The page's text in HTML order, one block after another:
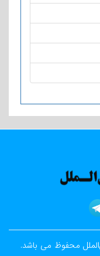
محفوظ می باشد.